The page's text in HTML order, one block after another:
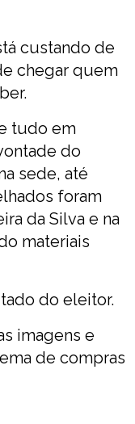
custando de
chegar quem
tudo em
do
sede, até
foram
da Silva e na
materiais
do eleitor.
imagens e
de compras